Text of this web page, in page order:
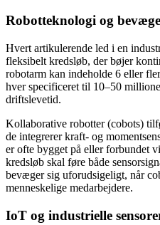
Robotteknologi og
Hvert artikulerende led i en
fleksibelt kredsløb, der bøjer
robotarm kan indeholde 6 eller
hver specificeret til 10–50
driftslevetid.
Kollaborative robotter (cobots)
de integrerer kraft- og
er ofte bygget på eller forbundet
kredsløb skal føre både
bevæger sig uforudsigeligt, når
menneskelige medarbejdere.
IoT og industrielle